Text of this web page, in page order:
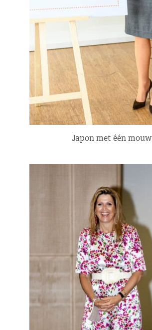
Japon met één mouw